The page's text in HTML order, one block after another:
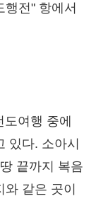
전" 항에서
여행 중에
있다. 소아시
끝까지 복음
같은 곳이